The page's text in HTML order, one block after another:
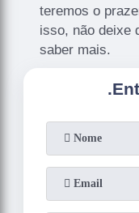
teremos o
isso, não deixe
saber mais.
.